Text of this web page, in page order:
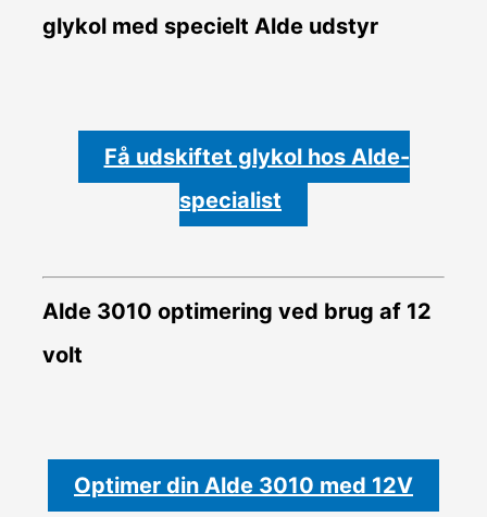
glykol med specielt Alde udstyr
Få udskiftet glykol hos Alde-
specialist
Alde 3010 optimering ved brug af 12
volt
Optimer din Alde 3010 med 12V